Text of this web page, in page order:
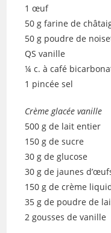
1 œuf
50 g farine de
50 g poudre de
QS vanille
¼ c. à café
1 pincée sel
Crème glacée vanille
500 g de lait entier
150 g de sucre
30 g de glucose
30 g de jaunes
150 g de crème
35 g de poudre de
2 gousses de vanille